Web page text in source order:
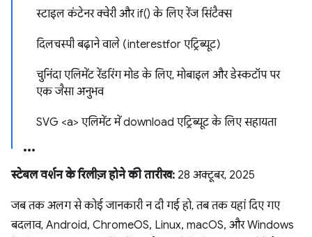
स्टाइल कंटेनर क्वेरी और if() के लिए रेंज सिंटैक्स
दिलचस्पी बढ़ाने वाले (interestfor एट्रिब्यूट)
चुनिंदा एलिमेंट रेंडरिंग मोड के लिए, मोबाइल और डेस्कटॉप पर
एक जैसा अनुभव
SVG <a> एलिमेंट में download एट्रिब्यूट के लिए सहायता
स्टेबल वर्शन के रिलीज़ होने की तारीख: 28 अक्टूबर, 2025
जब तक अलग से कोई जानकारी न दी गई हो, तब तक यहां दिए गए
बदलाव, Android, ChromeOS, Linux, macOS, और Windows